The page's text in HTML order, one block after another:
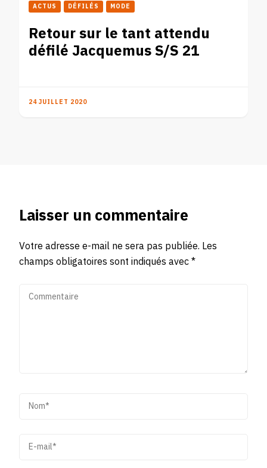
ACTUS DÉFILÉS MODE
Retour sur le tant attendu
défilé Jacquemus S/S 21
24 JUILLET 2020
Laisser un commentaire
Votre adresse e-mail ne sera pas publiée. Les
champs obligatoires sont indiqués avec*